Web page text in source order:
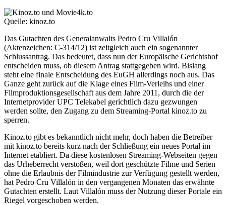
Quelle: kinoz.to
Das Gutachten des Generalanwalts Pedro Cru Villalón
(Aktenzeichen: C-314/12) ist zeitgleich auch ein sogenannter
Schlussantrag. Das bedeutet, dass nun der Europäische Gerichtshof
entscheiden muss, ob diesem Antrag stattgegeben wird. Bislang
steht eine finale Entscheidung des EuGH allerdings noch aus. Das
Ganze geht zurück auf die Klage eines Film-Verleihs und einer
Filmproduktionsgesellschaft aus dem Jahre 2011, durch die der
Internetprovider UPC Telekabel gerichtlich dazu gezwungen
werden sollte, den Zugang zu dem Streaming-Portal kinoz.to zu
sperren.
Kinoz.to gibt es bekanntlich nicht mehr, doch haben die Betreiber
mit kinoz.to bereits kurz nach der Schließung ein neues Portal im
Internet etabliert. Da diese kostenlosen Streaming-Webseiten gegen
das Urheberrecht verstoßen, weil dort geschützte Filme und Serien
ohne die Erlaubnis der Filmindustrie zur Verfügung gestellt werden,
hat Pedro Cru Villalón in den vergangenen Monaten das erwähnte
Gutachten erstellt. Laut Villalón muss der Nutzung dieser Portale ein
Riegel vorgeschoben werden.